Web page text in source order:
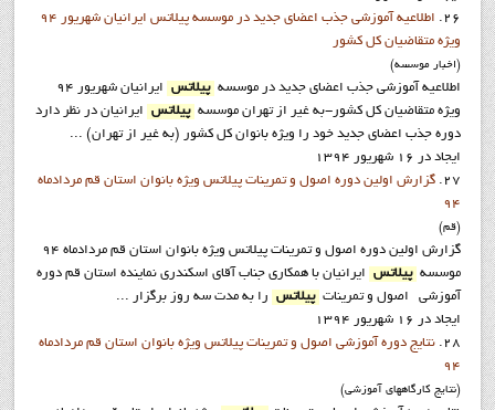
26.
اطلاعيه آموزشي جذب اعضاي جديد در موسسه پيلاتس ايرانيان شهريور 94
ويژه متقاضيان کل کشور
(اخبار موسسه)
اطلاعيه آموزشي جذب اعضاي جديد در موسسه
پيلاتس
ايرانيان شهريور 94
ويژه متقاضيان کل کشور-به غير از تهران موسسه
پيلاتس
ايرانيان در نظر دارد
دوره جذب اعضاي جديد خود را ويژه بانوان کل کشور (به غير از تهران) ...
ایجاد در 16 شهریور 1394
27.
گزارش اولین دوره اصول و تمرینات پیلاتس ویژه بانوان استان قم مردادماه
94
(قم)
گزارش اولین دوره اصول و تمرینات پیلاتس ویژه بانوان استان قم مردادماه 94
موسسه
پيلاتس
ايرانيان با همکاري جناب آقاي اسکندري نماينده استان قم دوره
آموزشي اصول و تمرينات
پيلاتس
را به مدت سه روز برگزار ...
ایجاد در 16 شهریور 1394
28.
نتايج دوره آموزشي اصول و تمرينات پيلاتس ويژه بانوان استان قم مردادماه
94
(نتايج کارگاههاي آموزشي)